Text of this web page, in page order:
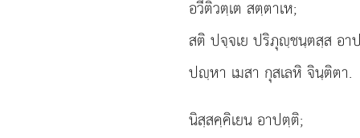
อวีติวตฺเต สตฺตาเห;
สติ ปจฺจเย ปริภุฺชนฺตสฺส อา
ปฺหา เมสา กุสเลหิ จินฺติตา.
นิสฺสคฺคิเยน อาปตฺติ;